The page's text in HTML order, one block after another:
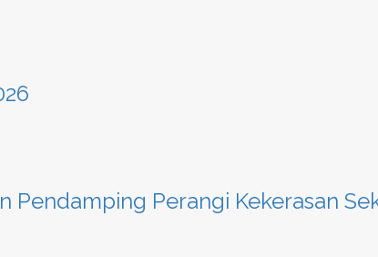
Pendamping Perangi Kekerasan